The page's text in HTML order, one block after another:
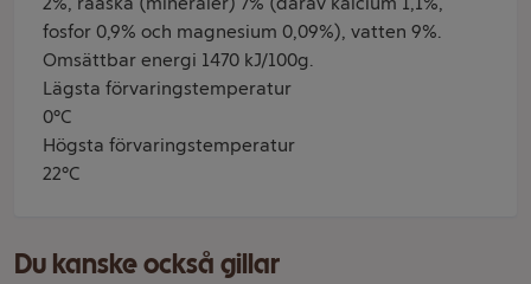
fosfor 0,9% och magnesium 0,09%), vatten 9%.
Omsättbar energi 1470 kJ/100g.
Lägsta förvaringstemperatur
0°C
Högsta förvaringstemperatur
22°C
Du kanske också gillar